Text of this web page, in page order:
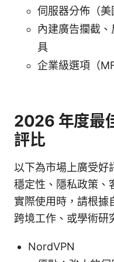
伺服器分佈（美
內建廣告攔截
具
企業級選項（
2026 年度最
評比
以下為市場上廣受好
穩定性、隱私政策、
實際使用時，請根據
跨境工作、或學術研
NordVPN